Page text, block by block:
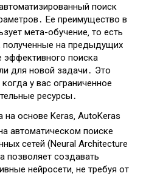
поиск
Ее преимущество в
мета-обучение‚ то есть
полученные на предыдущих
эффективного поиска
для новой задачи․ Это
у вас ограниченное
ресурсы․
основе Keras‚ AutoKeras
автоматическом поиске
сетей (Neural Architecture
позволяет создавать
нейросети‚ не требуя от